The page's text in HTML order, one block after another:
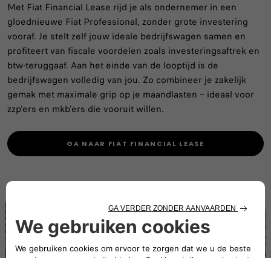
Met Fiat Financial Lease rijd je als ondernemer in een
gloednieuwe Fiat Professional, zonder grote investering
vooraf. Je stelt zelf jouw ideale bedrijfswagen samen en
profiteert van fiscale voordelen zoals investeringsaftrek en
btw-teruggaaf. Aan het einde van de looptijd is de
bedrijfswagen volledig van jou. Zo combineer je zakelijk
gemak met maximale grip op je maandlasten – ideaal voor
zzp’ers en mkb’ers die vooruit willen.
GA NAAR FIAT FINANCIAL LEASE